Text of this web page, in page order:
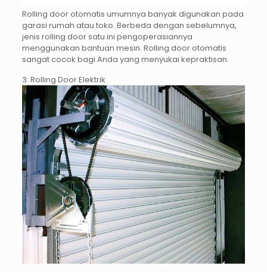
Rolling door otomatis umumnya banyak digunakan pada
garasi rumah atau toko. Berbeda dengan sebelumnya,
jenis rolling door satu ini pengoperasiannya
menggunakan bantuan mesin. Rolling door otomatis
sangat cocok bagi Anda yang menyukai kepraktisan.
3. Rolling Door Elektrik